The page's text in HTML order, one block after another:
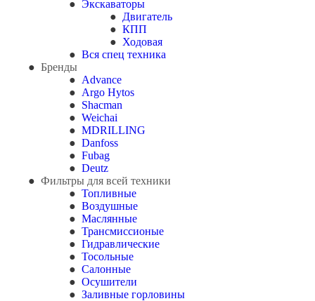
Экскаваторы
Двигатель
КПП
Ходовая
Вся спец техника
Бренды
Advance
Argo Hytos
Shacman
Weichai
MDRILLING
Danfoss
Fubag
Deutz
Фильтры для всей техники
Топливные
Воздушные
Маслянные
Трансмиссионые
Гидравлические
Тосольные
Салонные
Осушители
Заливные горловины